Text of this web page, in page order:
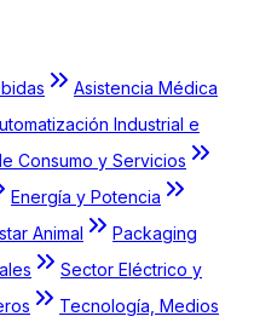
Asistencia Médica
Industrial e
Consumo y Servicios
Energía y Potencia
Animal
Packaging
Sector Eléctrico y
Tecnología, Medios